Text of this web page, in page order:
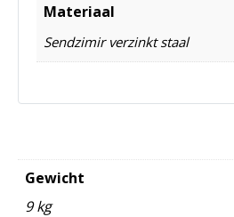
Materiaal
Sendzimir verzinkt staal
Gewicht
9 kg